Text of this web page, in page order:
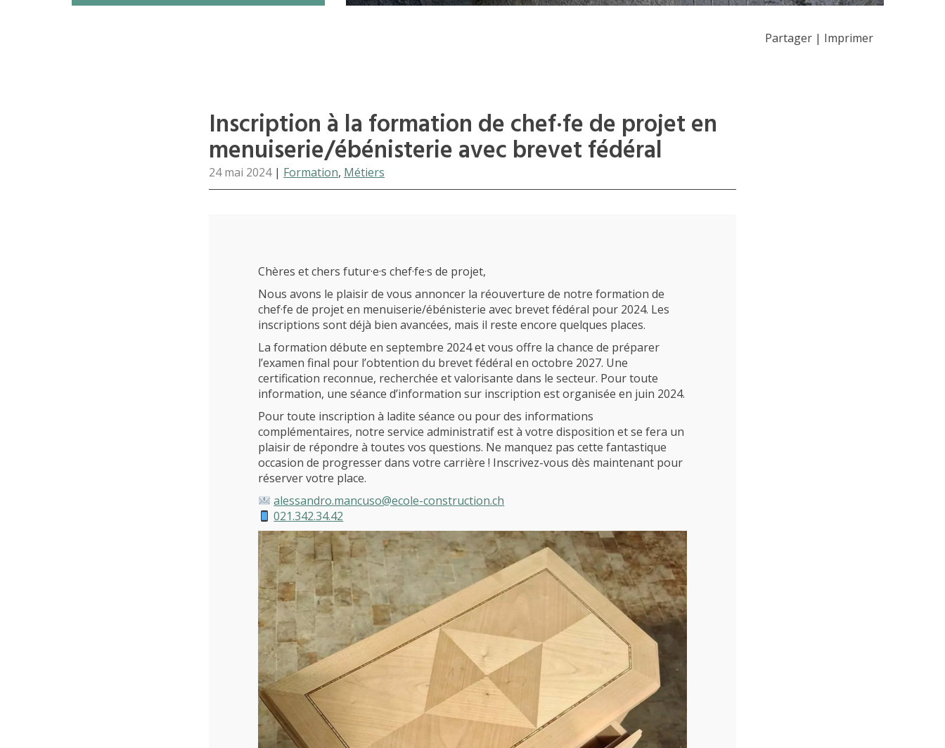
(Par exemple: un métier ou une formation)
Partager | Imprimer
Inscription à la formation de chef·fe de projet en
menuiserie/ébénisterie avec brevet fédéral
24 mai 2024| Formation, Métiers
Chères et chers futur·e·s chef·fe·s de projet,
Nous avons le plaisir de vous annoncer la réouverture de notre formation de
chef·fe de projet en menuiserie/ébénisterie avec brevet fédéral pour 2024. Les
inscriptions sont déjà bien avancées, mais il reste encore quelques places.
La formation débute en septembre 2024 et vous offre la chance de préparer
l’examen final pour l’obtention du brevet fédéral en octobre 2027. Une
certification reconnue, recherchée et valorisante dans le secteur. Pour toute
information, une séance d’information sur inscription est organisée en juin 2024.
Pour toute inscription à ladite séance ou pour des informations
complémentaires, notre service administratif est à votre disposition et se fera un
plaisir de répondre à toutes vos questions. Ne manquez pas cette fantastique
occasion de progresser dans votre carrière ! Inscrivez-vous dès maintenant pour
réserver votre place.
alessandro.mancuso@ecole-construction.ch
021.342.34.42